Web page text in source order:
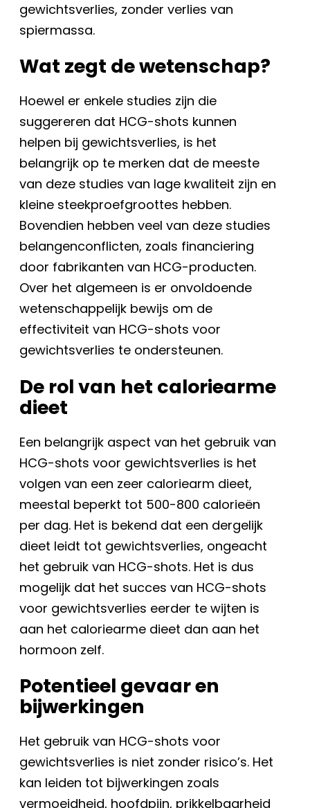
gewichtsverlies, zonder verlies van
spiermassa.
Wat zegt de wetenschap?
Hoewel er enkele studies zijn die
suggereren dat HCG-shots kunnen
helpen bij gewichtsverlies, is het
belangrijk op te merken dat de meeste
van deze studies van lage kwaliteit zijn en
kleine steekproefgroottes hebben.
Bovendien hebben veel van deze studies
belangenconflicten, zoals financiering
door fabrikanten van HCG-producten.
Over het algemeen is er onvoldoende
wetenschappelijk bewijs om de
effectiviteit van HCG-shots voor
gewichtsverlies te ondersteunen.
De rol van het caloriearme
dieet
Een belangrijk aspect van het gebruik van
HCG-shots voor gewichtsverlies is het
volgen van een zeer caloriearm dieet,
meestal beperkt tot 500-800 calorieën
per dag. Het is bekend dat een dergelijk
dieet leidt tot gewichtsverlies, ongeacht
het gebruik van HCG-shots. Het is dus
mogelijk dat het succes van HCG-shots
voor gewichtsverlies eerder te wijten is
aan het caloriearme dieet dan aan het
hormoon zelf.
Potentieel gevaar en
bijwerkingen
Het gebruik van HCG-shots voor
gewichtsverlies is niet zonder risico’s. Het
kan leiden tot bijwerkingen zoals
vermoeidheid, hoofdpijn, prikkelbaarheid